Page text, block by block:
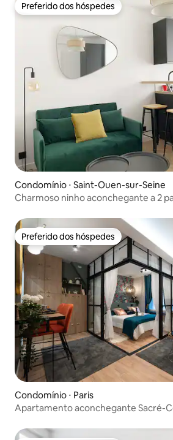
Preferido dos hóspedes
Preferido dos hóspedes
Condomínio ⋅ Saint-Ouen-sur-Seine
Charmoso ninho aconchegante a 2
Preferido dos hóspedes
Preferido dos hóspedes
Condomínio ⋅ Paris
Apartamento aconchegante